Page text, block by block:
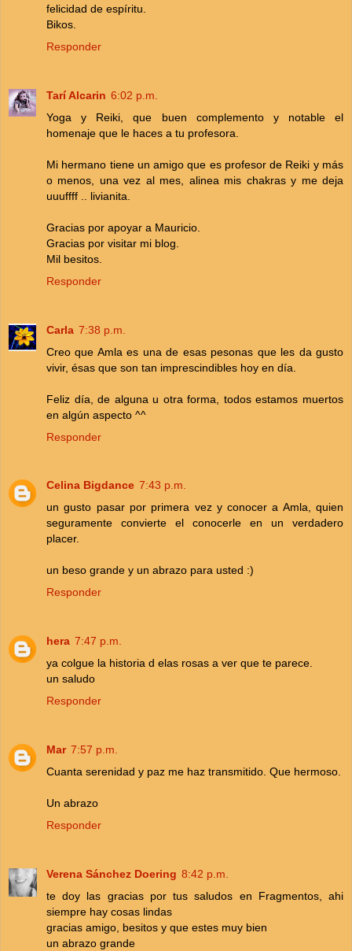
felicidad de espíritu.
Bikos.
Responder
Tarí Alcarin 6:02 p.m.
Yoga y Reiki, que buen complemento y notable el
homenaje que le haces a tu profesora.
Mi hermano tiene un amigo que es profesor de Reiki y más
o menos, una vez al mes, alinea mis chakras y me deja
uuuffff .. livianita.
Gracias por apoyar a Mauricio.
Gracias por visitar mi blog.
Mil besitos.
Responder
Carla 7:38 p.m.
Creo que Amla es una de esas pesonas que les da gusto
vivir, ésas que son tan imprescindibles hoy en día.
Feliz día, de alguna u otra forma, todos estamos muertos
en algún aspecto ^^
Responder
Celina Bigdance 7:43 p.m.
un gusto pasar por primera vez y conocer a Amla, quien
seguramente convierte el conocerle en un verdadero
placer.
un beso grande y un abrazo para usted :)
Responder
hera 7:47 p.m.
ya colgue la historia d elas rosas a ver que te parece.
un saludo
Responder
Mar 7:57 p.m.
Cuanta serenidad y paz me haz transmitido. Que hermoso.
Un abrazo
Responder
Verena Sánchez Doering 8:42 p.m.
te doy las gracias por tus saludos en Fragmentos, ahi
siempre hay cosas lindas
gracias amigo, besitos y que estes muy bien
un abrazo grande